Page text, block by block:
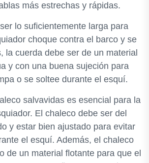
más estrechas y rápidas.
lo suficientemente larga para
choque contra el barco y se
la cuerda debe ser de un material
y con una buena sujeción para
o se soltee durante el esquí.
salvavidas es esencial para la
El chaleco debe ser del
y estar bien ajustado para evitar
el esquí. Además, el chaleco
de un material flotante para que el